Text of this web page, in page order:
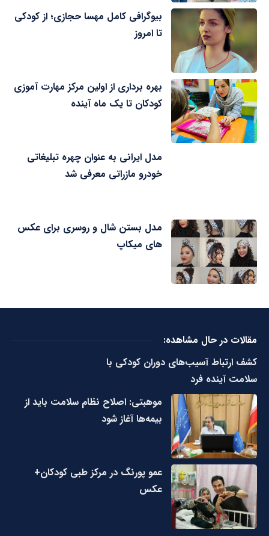
بیوگرافی کامل مهسا حجازی؛ از کودکی
تا امروز
بهره برداری از اولین مرکز مهارت آموزی
کودکان تا یک ماه آینده
مدل ایرانی به عنوان چهره تبلیغاتی
خودرو مازراتی معرفی شد
مدل بستن شال و روسری برای عکس
های میکاپ
مقالات در حال مشاهده:
کشف ارتباط آسیب‌های دوران کودکی با
سلامت آینده فرد
موهبتی: اصلاح نظام سلامت باید از
بیمه‌ها آغاز شود
عمو پورنگ در مرکز طبی کودکان+
عکس